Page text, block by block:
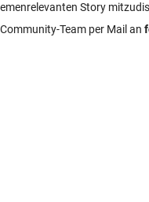
Story
Team per Mail an